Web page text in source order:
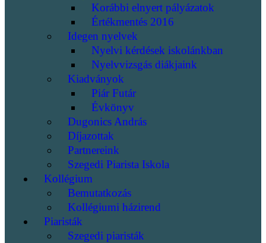
Korábbi elnyert pályázatok
Értékmentés 2016
Idegen nyelvek
Nyelvi kérdések iskolánkban
Nyelvvizsgás diákjaink
Kiadványok
Piár Futár
Évkönyv
Dugonics András
Díjazottak
Partnereink
Szegedi Piarista Iskola
Kollégium
Bemutatkozás
Kollégiumi házirend
Piaristák
Szegedi piaristák